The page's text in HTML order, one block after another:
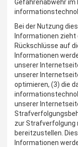
Gefahrenabwehr im
Bei der Nutzung
Informationen zieht
Rückschlüsse auf
Informationen
unserer
unserer
optimieren, (3) die
unserer
zur Strafverfolgung
bereitzustellen.
Informationen